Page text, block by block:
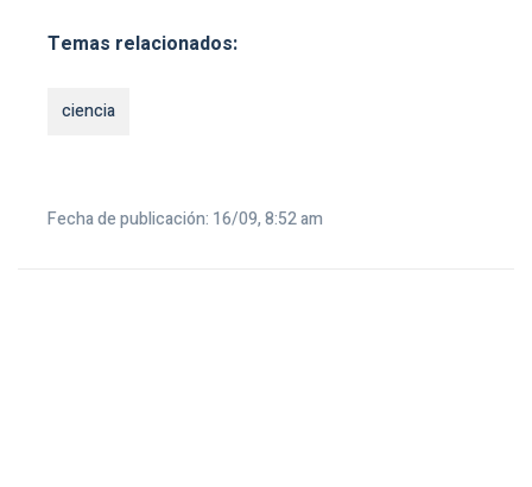
Temas relacionados:
ciencia
Fecha de publicación: 16/09, 8:52 am